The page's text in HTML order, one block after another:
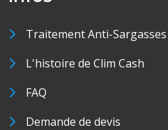
Traitement Anti-Sargasses
L'histoire de Clim Cash
FAQ
Demande de devis